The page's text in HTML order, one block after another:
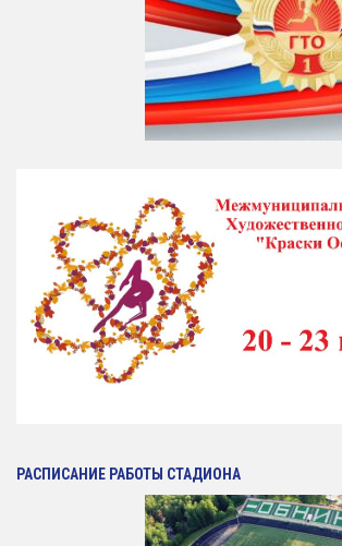
РАСПИСАНИЕ РАБОТЫ СТАДИОНА